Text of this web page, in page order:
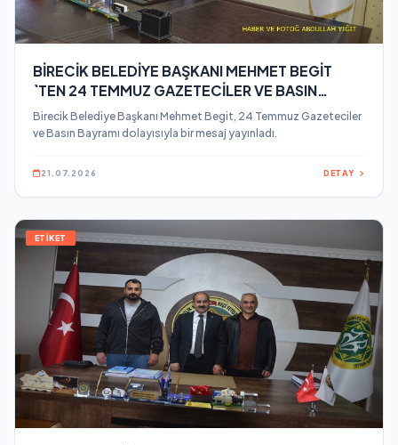
BİRECİK BELEDİYE BAŞKANI MEHMET BEGİT
`TEN 24 TEMMUZ GAZETECİLER VE BASIN
BAYRAMI MESAJI
Birecik Belediye Başkanı Mehmet Begit, 24 Temmuz Gazeteciler
ve Basın Bayramı dolayısıyla bir mesaj yayınladı.
21.07.2026 DETAY
ETİKET